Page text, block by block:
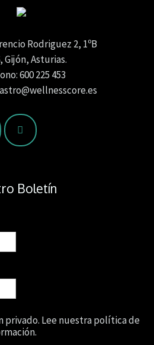
Rodriguez 2, 1ºB
Gijón, Asturias.
600 225 453
Boletín
privado. Lee nuestra política de